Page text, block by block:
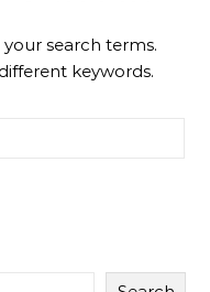
search terms.
keywords.